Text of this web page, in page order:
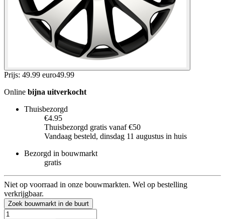
Prijs: 49.99 euro49.99
Online bijna uitverkocht
Thuisbezorgd
€4.95
Thuisbezorgd gratis vanaf €50
Vandaag besteld, dinsdag 11 augustus in huis
Bezorgd in bouwmarkt
gratis
Niet op voorraad in onze bouwmarkten. Wel op bestelling
verkrijgbaar.
Zoek bouwmarkt in de buurt